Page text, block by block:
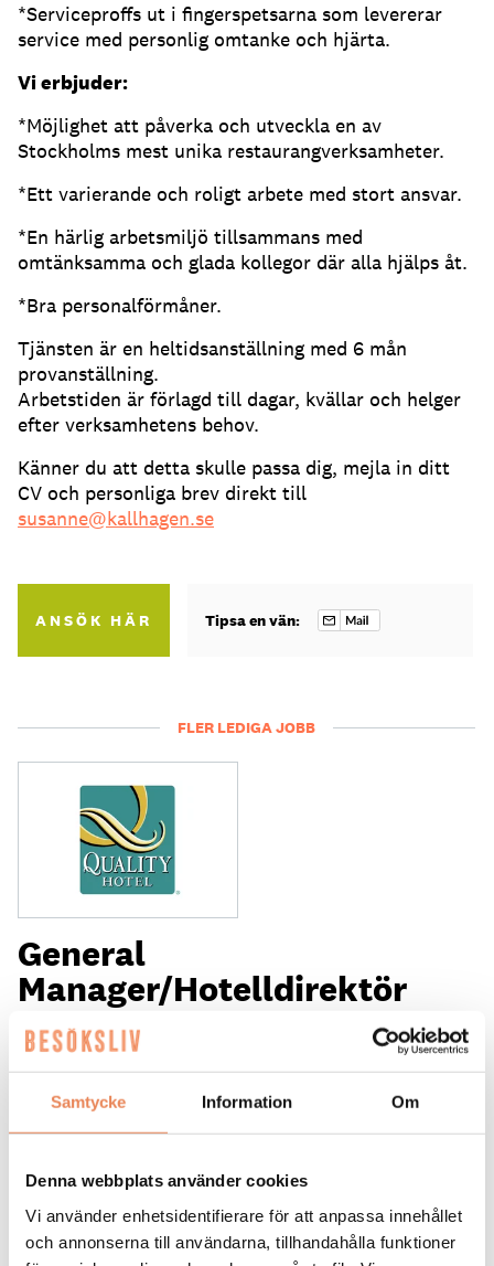
Samtycke Information Om
Denna webbplats använder cookies
Vi använder enhetsidentifierare för att anpassa innehållet
och annonserna till användarna, tillhandahålla funktioner
*Serviceproffs ut i fingerspetsarna som levererar
service med personlig omtanke och hjärta.
Vi erbjuder:
*Möjlighet att påverka och utveckla en av
Stockholms mest unika restaurangverksamheter.
*Ett varierande och roligt arbete med stort ansvar.
*En härlig arbetsmiljö tillsammans med
omtänksamma och glada kollegor där alla hjälps åt.
*Bra personalförmåner.
Tjänsten är en heltidsanställning med 6 mån
provanställning.
Arbetstiden är förlagd till dagar, kvällar och helger
efter verksamhetens behov.
Känner du att detta skulle passa dig, mejla in ditt
CV och personliga brev direkt till
susanne@kallhagen.se
ANSÖK HÄR Tipsa en vän:
FLER LEDIGA JOBB
General
Manager/Hotelldirektör
Arbetsgivare: Quality Hotel Grand
Placeringsort: Falun
LÄS MER
DAGAR KVAR:
27